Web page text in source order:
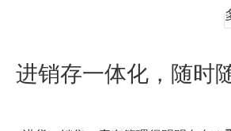
04 进销存一体化，随时